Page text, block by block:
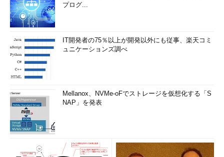
プログ...
IT開発者の75％以上が開発以外にも従事、楽天コミ
ュニケーションズ調べ
Mellanox、NVMe-oFでストレージを仮想化する「S
NAP」を発表